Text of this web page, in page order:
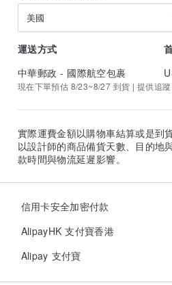
美國
運送方式
中華郵政 - 國際航空包裹
現在下單預估 8/23~8/27 到貨 | 提供追蹤
實際運費金額以購物車結算或是到
以設計師的商品備貨天數、目的地
款時間與物流延遲影響。
信用卡安全加密付款
AlipayHK 支付寶香港
Alipay 支付寶